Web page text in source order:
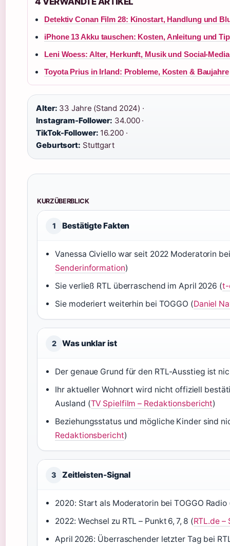
Detektiv Conan Film 28: Kinostart, Handlung und
iPhone 13 Akku tauschen: Kosten, Anleitung und
Leni Woess: Alter, Herkunft, Musik und Social-
Toyota Prius in Irland: Probleme, Kosten & Baujahre
Alter: 33 Jahre (Stand 2024) ·
Instagram-Follower: 34.000 ·
TikTok-Follower: 16.200 ·
Geburtsort: Stuttgart
KURZÜBERBLICK
1 Bestätigte Fakten
Vanessa Civiello war seit 2022 Moderatorin
Senderinformation)
Sie verließ RTL überraschend im April 2026 (t-
Sie moderiert weiterhin bei TOGGO (Daniel
2 Was unklar ist
Der genaue Grund für den RTL-Ausstieg ist
Ihr aktueller Wohnort wird nicht offiziell
Ausland (TV Spielfilm – Redaktionsbericht)
Beziehungsstatus und mögliche Kinder sind
Redaktionsbericht)
3 Zeitleisten-Signal
2020: Start als Moderatorin bei TOGGO Radio
2022: Wechsel zu RTL – Punkt 6, 7, 8 (RTL.de
April 2026: Überraschender letzter Tag bei